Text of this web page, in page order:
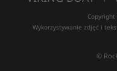
Wykorzystywanie zdjęć i
©